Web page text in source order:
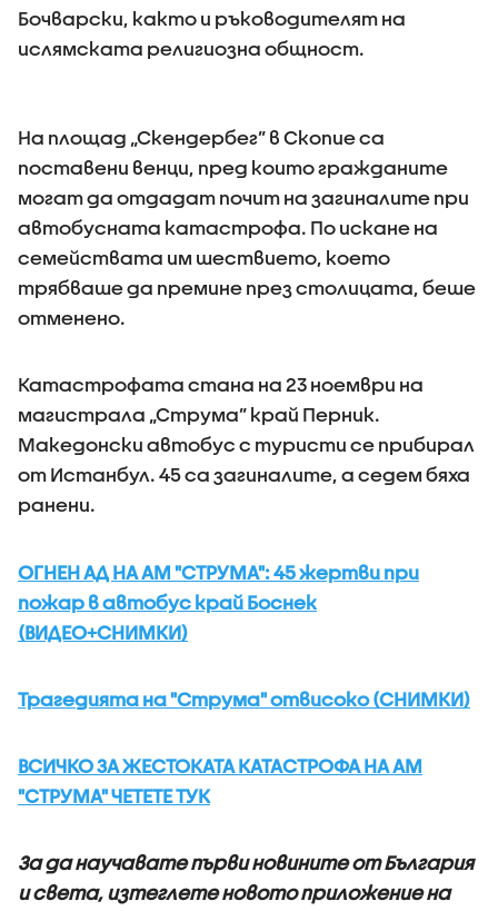
Бочварски, както и ръководителят на
ислямската религиозна общност.
На площад „Скендербег” в Скопие са
поставени венци, пред които гражданите
могат да отдадат почит на загиналите при
автобусната катастрофа. По искане на
семействата им шествието, което
трябваше да премине през столицата, беше
отменено.
Катастрофата стана на 23 ноември на
магистрала „Струма” край Перник.
Македонски автобус с туристи се прибирал
от Истанбул. 45 са загиналите, а седем бяха
ранени.
ОГНЕН АД НА АМ "СТРУМА": 45 жертви при
пожар в автобус край Боснек
(ВИДЕО+СНИМКИ)
Трагедията на "Струма" отвисоко (СНИМКИ)
ВСИЧКО ЗА ЖЕСТОКАТА КАТАСТРОФА НА АМ
"СТРУМА" ЧЕТЕТЕ ТУК
За да научавате първи новините от България
и света, изтеглете новото приложение на